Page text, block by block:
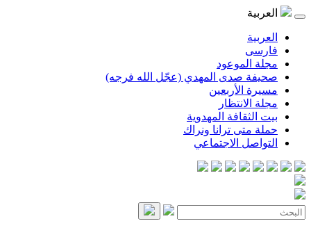
المهدي (عجّل الله فرجه)
المهدوية
ترانا ونراك
الاجتماعي